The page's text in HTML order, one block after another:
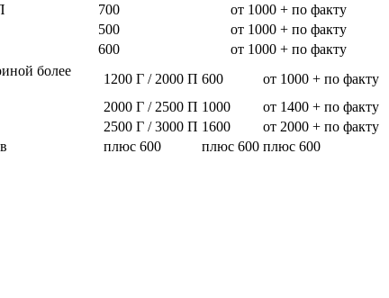
700
от 1000 + по факту
500
от 1000 + по факту
600 от 1000 + по факту
более
1200 Г / 2000 П 600
от 1000 + по факту
2000 Г / 2500 П 1000
от 1400 + по факту
2500 Г / 3000 П 1600
от 2000 + по факту
плюс 600 плюс 600 плюс 600